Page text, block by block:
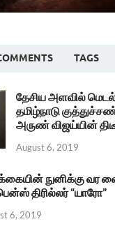
TAGS
தேசிய அளவில்
தமிழ்நாடு
அருண் விஜய்யின்
August 6, 2019
நுனிக்கு வர
திரில்லர் “யாரோ”
6, 2019